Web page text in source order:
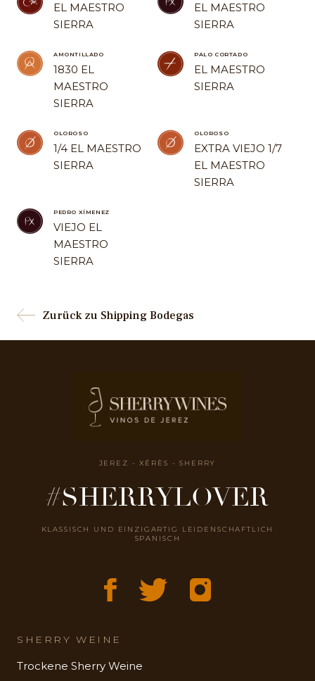
EL MAESTRO
SIERRA
EL MAESTRO
SIERRA
AMONTILLADO
1830 EL
MAESTRO
SIERRA
PALO CORTADO
EL MAESTRO
SIERRA
OLOROSO
1/4 EL MAESTRO
SIERRA
OLOROSO
EXTRA VIEJO 1/7
EL MAESTRO
SIERRA
PEDRO XÍMENEZ
VIEJO EL
MAESTRO
SIERRA
Zurück zu Shipping Bodegas
JEREZ - XÉRÈS - SHERRY
#SHERRYLOVER
KLASSISCH UND EINZIGARTIG LEIDENSCHAFTLICH
SPANISCH
SHERRY WEINE
Trockene Sherry Weine